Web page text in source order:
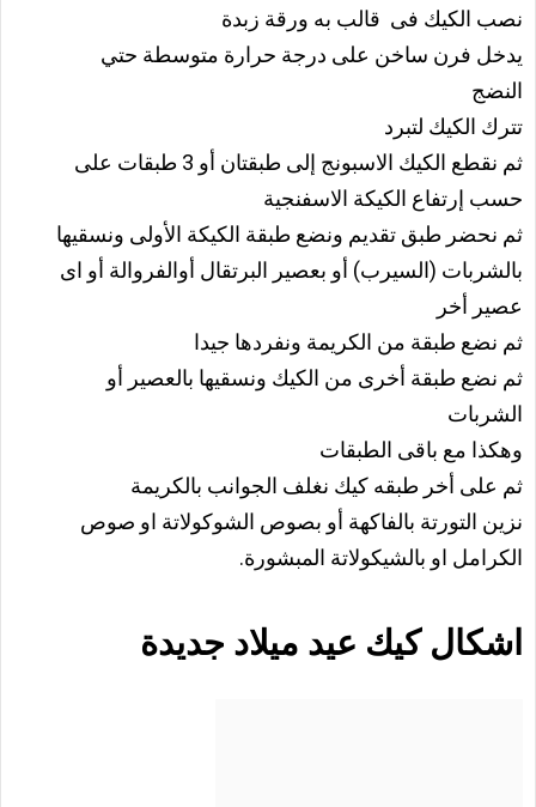
نصب الكيك فى قالب به ورقة زبدة
يدخل فرن ساخن على درجة حرارة متوسطة حتي
النضج
تترك الكيك لتبرد
ثم نقطع الكيك الاسبونج إلى طبقتان أو 3 طبقات على
حسب إرتفاع الكيكة الاسفنجية
ثم نحضر طبق تقديم ونضع طبقة الكيكة الأولى ونسقيها
بالشربات (السيرب) أو بعصير البرتقال أوالفروالة أو اى
عصير أخر
ثم نضع طبقة من الكريمة ونفردها جيدا
ثم نضع طبقة أخرى من الكيك ونسقيها بالعصير أو
الشربات
وهكذا مع باقى الطبقات
ثم على أخر طبقه كيك نغلف الجوانب بالكريمة
نزين التورتة بالفاكهة أو بصوص الشوكولاتة او صوص
الكرامل او بالشيكولاتة المبشورة.
اشكال كيك عيد ميلاد جديدة